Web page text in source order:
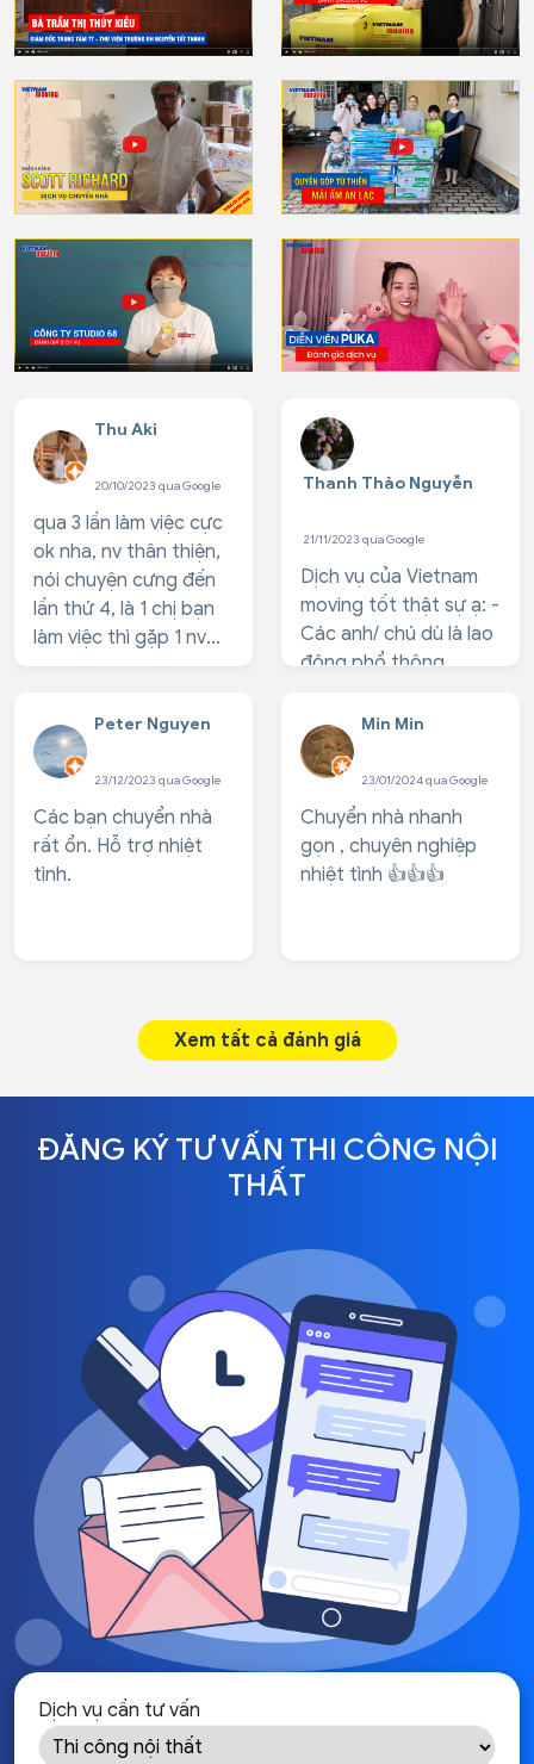
Thu Aki
20/10/2023 qua Google
qua 3 lần làm việc cực
ok nha, nv thân thiện,
nói chuyện cưng đến
lần thứ 4, là 1 chị bạn
làm việc thì gặp 1 nv
ổn, nên khá ok
Thanh Thảo Nguyễn
21/11/2023 qua Google
Dịch vụ của Vietnam
moving tốt thật sự ạ: -
Các anh/ chú dù là lao
động phổ thông
nhặn, lịch sự lắm. -
Làm việc nhanh gọn,
tận tâm, không muốn
Peter Nguyen
23/12/2023 qua Google
Các bạn chuyển nhà
rất ổn. Hỗ trợ nhiệt
tình.
Min Min
23/01/2024 qua Google
Chuyển nhà nhanh
gọn , chuyên nghiệp
nhiệt tình 👍👍👍
Xem tất cả đánh giá
ĐĂNG KÝ TƯ VẤN THI CÔNG NỘI
THẤT
Dịch vụ cần tư vấn